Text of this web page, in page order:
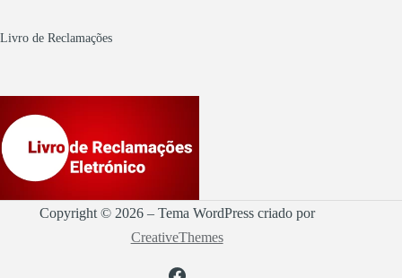
Livro de Reclamações
Copyright © 2026 – Tema WordPress criado por
CreativeThemes